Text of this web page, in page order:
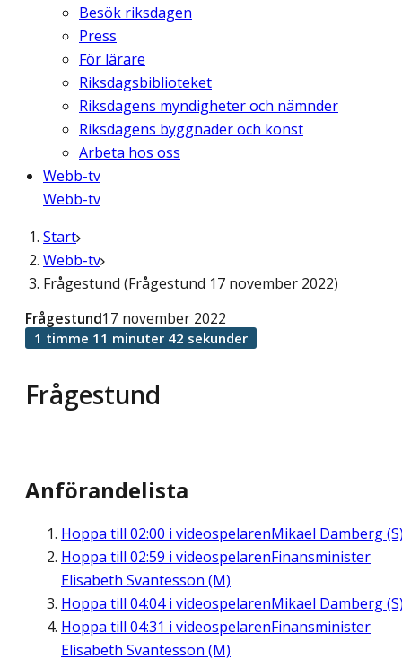
Besök riksdagen
Press
För lärare
Riksdagsbiblioteket
Riksdagens myndigheter och nämnder
Riksdagens byggnader och konst
Arbeta hos oss
Webb-tv
Webb-tv
Start
Webb-tv
Frågestund (Frågestund 17 november 2022)
Frågestund
Frågestund17 november 2022
1 timme 11 minuter 42 sekunder
Anförandelista
Hoppa till 02:00 i videospelarenMikael Damberg
Hoppa till 02:59 i videospelarenFinansminister
Elisabeth Svantesson (M)
Hoppa till 04:04i videospelarenMikael Damberg
Hoppa till 04:31 i videospelarenFinansminister
Elisabeth Svantesson (M)